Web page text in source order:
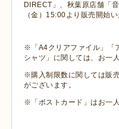
DIRECT」、秋葉原店舗「
（金）15:00より販売開始い
※「A4クリアファイル」「
シャツ」に関しては、お一
※購入制限数に関しては販
がございます。
※「ポストカード」はお一